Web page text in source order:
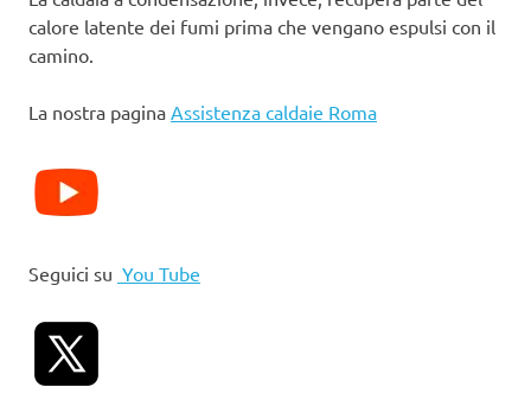
calore latente dei fumi prima che vengano espulsi con il
camino.
La nostra pagina Assistenza caldaie Roma
Seguici su You Tube